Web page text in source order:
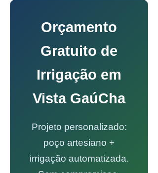
Orçamento
Gratuito de
Irrigação em
Vista GaúCha
Projeto personalizado:
poço artesiano +
irrigação automatizada.